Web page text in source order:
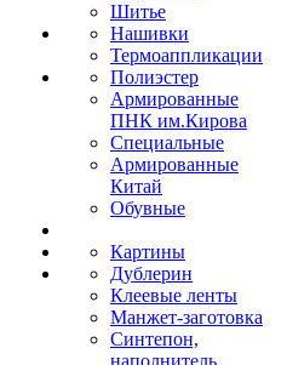
Шитье
Нашивки
Термоаппликации
Полиэстер
Армированные
ПНК им.Кирова
Специальные
Армированные
Китай
Обувные
Картины
Дублерин
Клеевые ленты
Манжет-заготовка
Синтепон,
наполнитель